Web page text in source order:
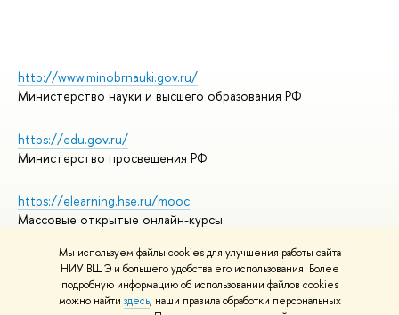
Мы используем файлы cookies для улучшения работы сайта
НИУ ВШЭ и большего удобства его использования. Более
подробную информацию об использовании файлов cookies
можно найти здесь, наши правила обработки персональных
http://www.minobrnauki.gov.ru/
Министерство науки и высшего образования РФ
https://edu.gov.ru/
Министерство просвещения РФ
https://elearning.hse.ru/mooc
Массовые открытые онлайн-курсы
© НИУ ВШЭ 1993–2026
Адреса и контакты